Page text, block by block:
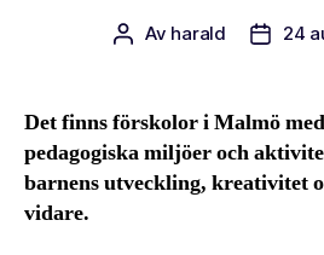
Inläggsförfattare
Av harald 24
Det finns förskolor i Malmö
pedagogiska miljöer och
barnens utveckling, kreativitet
vidare.